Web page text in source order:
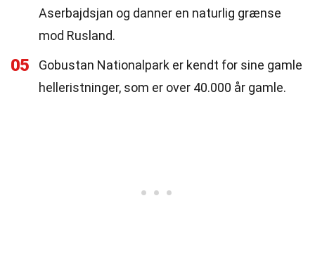
Aserbajdsjan og danner en naturlig grænse
mod Rusland.
05
Gobustan Nationalpark er kendt for sine gamle
helleristninger, som er over 40.000 år gamle.